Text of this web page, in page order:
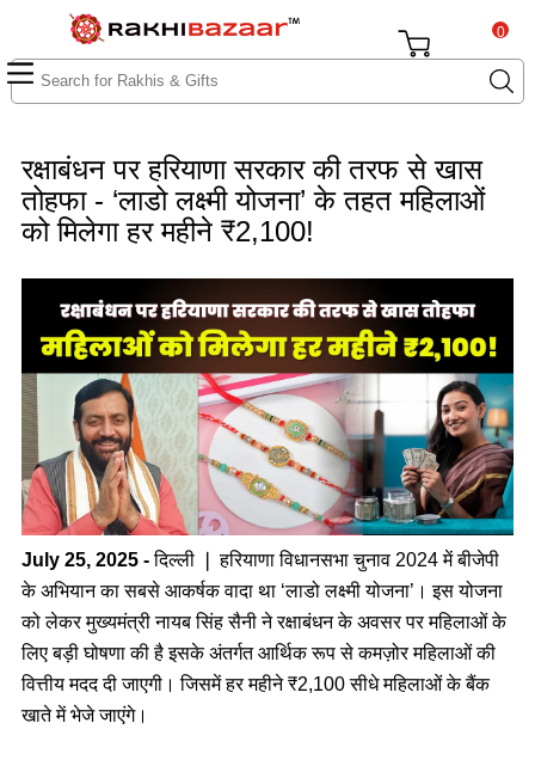
0
रक्षाबंधन पर हरियाणा सरकार की तरफ से खास
तोहफा - ‘लाडो लक्ष्मी योजना’ के तहत महिलाओं
को मिलेगा हर महीने ₹2,100!
July 25, 2025 -दिल्ली ❘ हरियाणा विधानसभा चुनाव 2024 में बीजेपी
के अभियान का सबसे आकर्षक वादा था ‘लाडो लक्ष्मी योजना’। इस योजना
को लेकर मुख्यमंत्री नायब सिंह सैनी ने रक्षाबंधन के अवसर पर महिलाओं के
लिए बड़ी घोषणा की है इसके अंतर्गत आर्थिक रूप से कमज़ोर महिलाओं की
वित्तीय मदद दी जाएगी। जिसमें हर महीने ₹2,100 सीधे महिलाओं के बैंक
खाते में भेजे जाएंगे।